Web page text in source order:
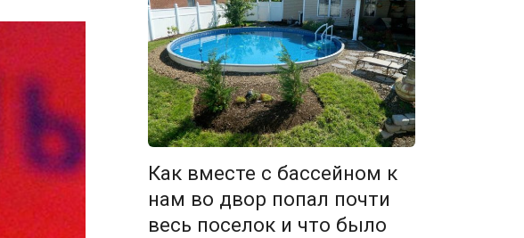
Как вместе с бассейном к
нам во двор попал почти
весь поселок и что было